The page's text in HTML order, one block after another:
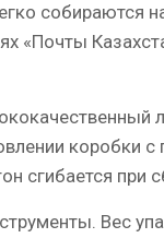
собираются
«Почты
коробки
сгибается при
Вес